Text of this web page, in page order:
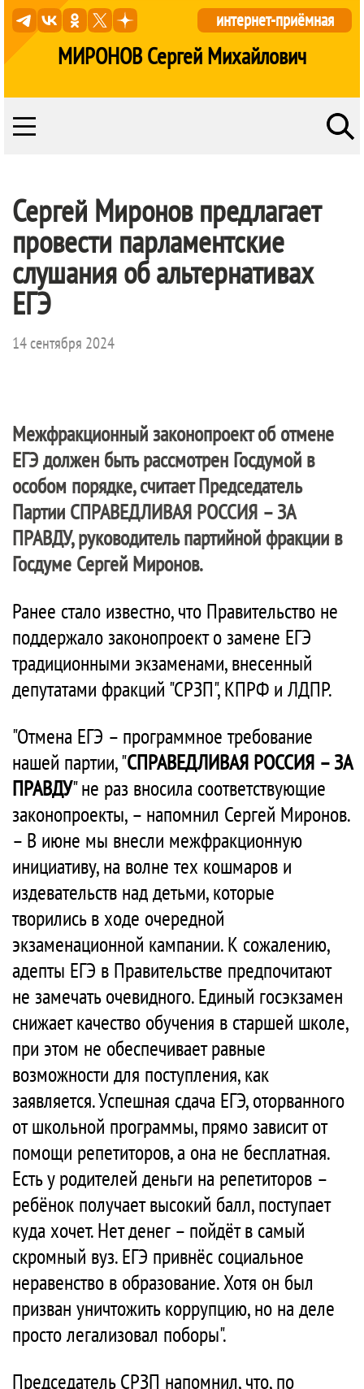
МИРОНОВ Сергей Михайлович
интернет-приёмная
Сергей Миронов предлагает
провести парламентские
слушания об альтернативах
ЕГЭ
14 сентября 2024
Межфракционный законопроект об отмене
ЕГЭ должен быть рассмотрен Госдумой в
особом порядке, считает Председатель
Партии СПРАВЕДЛИВАЯ РОССИЯ – ЗА
ПРАВДУ, руководитель партийной фракции в
Госдуме Сергей Миронов.
Ранее стало известно, что Правительство не
поддержало законопроект о замене ЕГЭ
традиционными экзаменами, внесенный
депутатами фракций "СРЗП", КПРФ и ЛДПР.
"Отмена ЕГЭ – программное требование
нашей партии, "СПРАВЕДЛИВАЯ РОССИЯ – ЗА
ПРАВДУ" не раз вносила соответствующие
законопроекты, – напомнил Сергей Миронов.
– В июне мы внесли межфракционную
инициативу, на волне тех кошмаров и
издевательств над детьми, которые
творились в ходе очередной
экзаменационной кампании. К сожалению,
адепты ЕГЭ в Правительстве предпочитают
не замечать очевидного. Единый госэкзамен
снижает качество обучения в старшей школе,
при этом не обеспечивает равные
возможности для поступления, как
заявляется. Успешная сдача ЕГЭ, оторванного
от школьной программы, прямо зависит от
помощи репетиторов, а она не бесплатная.
Есть у родителей деньги на репетиторов –
ребёнок получает высокий балл, поступает
куда хочет. Нет денег – пойдёт в самый
скромный вуз. ЕГЭ привнёс социальное
неравенство в образование. Хотя он был
призван уничтожить коррупцию, но на деле
просто легализовал поборы".
Председатель СРЗП напомнил, что, по